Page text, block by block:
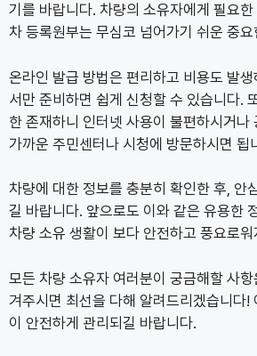
기를 바랍니다. 차량의 소유자에게 필요
차 등록원부는 무심코 넘어가기 쉬운 중
온라인 발급 방법은 편리하고 비용도 발
서만 준비하면 쉽게 신청할 수 있습니다.
한 존재하니 인터넷 사용이 불편하시거나
가까운 주민센터나 시청에 방문하시면 됩
차량에 대한 정보를 충분히 확인한 후, 안
길 바랍니다. 앞으로도 이와 같은 유용한
차량 소유 생활이 보다 안전하고 풍요로
모든 차량 소유자 여러분이 궁금해할 사
겨주시면 최선을 다해 알려드리겠습니다!
이 안전하게 관리되길 바랍니다.